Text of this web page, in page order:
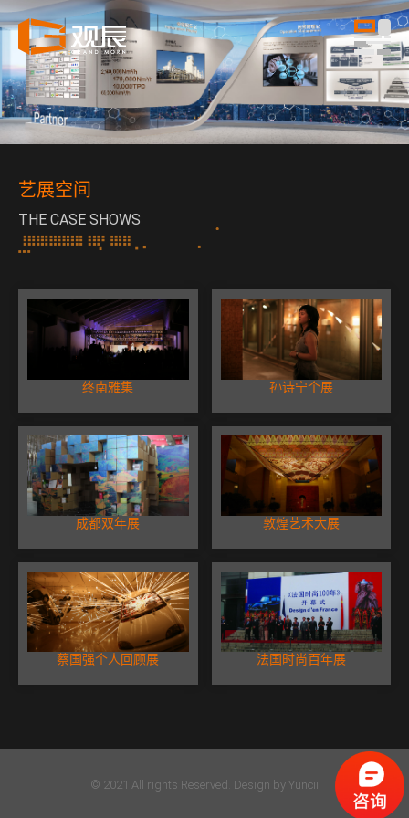
艺展空间
THE CASE SHOWS
终南雅集 孙诗宁个展
成都双年展 敦煌艺术大展
蔡国强个人回顾展 法国时尚百年展
© 2021 All rights Reserved. Design by Yuncii